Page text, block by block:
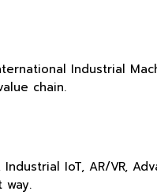
International Industrial
chain.
IoT, AR/VR,
way.